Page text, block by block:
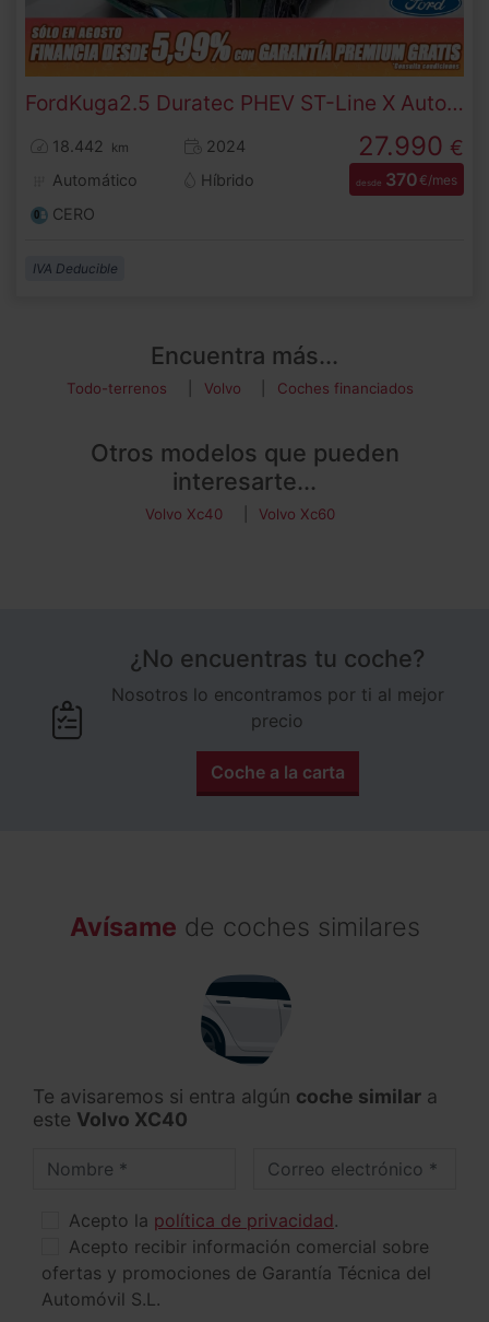
FordKuga 2.5 Duratec PHEV ST-Line X Auto 178 kW (243 CV)
18.442 km
2024
Automático
Híbrido
CERO
27.990 €
desde 370€/mes
IVA Deducible
Encuentra más...
Todo-terrenos Volvo Coches financiados
Otros modelos que pueden
interesarte...
Volvo Xc40 Volvo Xc60
¿No encuentras tu coche?
Nosotros lo encontramos por ti al mejor
precio
Coche a la carta
Avísame de coches similares
Te avisaremos si entra algún coche similar a
este Volvo XC40
Nombre Correo electrónico
Acepto la política de privacidad.
Acepto recibir información comercial sobre
ofertas y promociones de Garantía Técnica del
Automóvil S.L.